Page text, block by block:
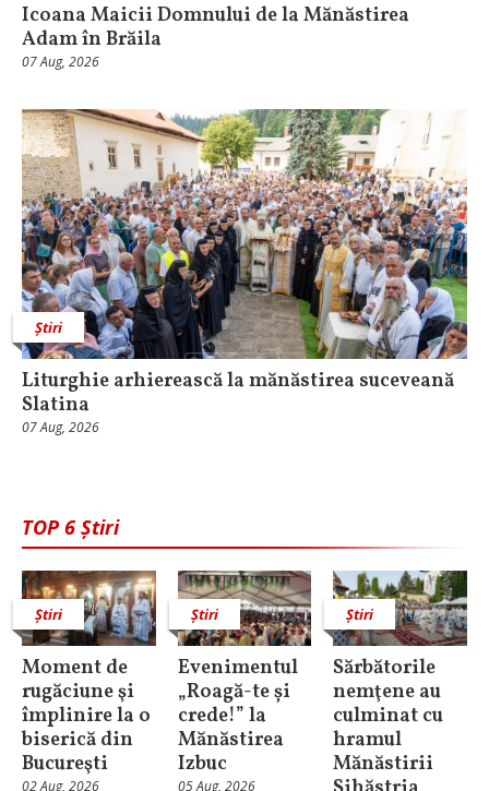
Icoana Maicii Domnului de la Mănăstirea
Adam în Brăila
07 Aug, 2026
Știri
Liturghie arhierească la mănăstirea suceveană
Slatina
07 Aug, 2026
TOP 6 Știri
Știri
Moment de
rugăciune şi
împlinire la o
biserică din
Bucureşti
02 Aug, 2026
Știri
Evenimentul
„Roagă-te și
crede!” la
Mănăstirea
Izbuc
05 Aug, 2026
Știri
Sărbătorile
nemţene au
culminat cu
hramul
Mănăstirii